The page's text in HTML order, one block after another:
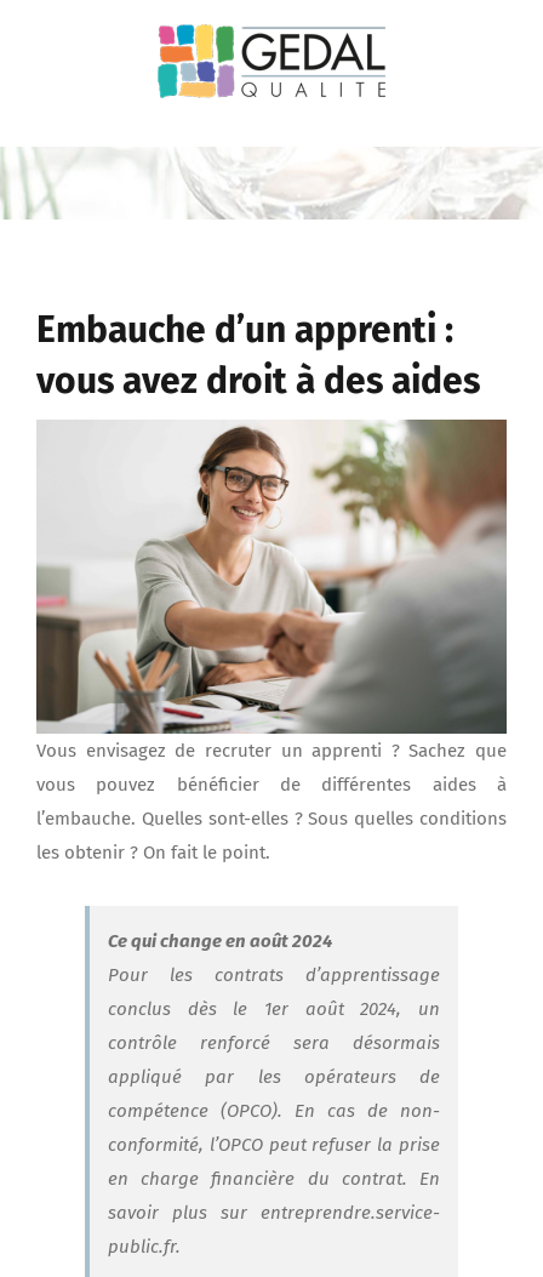
Embauche d’un apprenti :
vous avez droit à des aides
Vous envisagez de recruter un apprenti ? Sachez que
vous pouvez bénéficier de différentes aides à
l’embauche. Quelles sont-elles ? Sous quelles conditions
les obtenir ? On fait le point.
Ce qui change en août 2024
Pour les contrats d’apprentissage
conclus dès le 1er août 2024, un
contrôle renforcé sera désormais
appliqué par les opérateurs de
compétence (OPCO). En cas de non-
conformité, l’OPCO peut refuser la prise
en charge financière du contrat. En
savoir plus sur entreprendre.service-
public.fr.